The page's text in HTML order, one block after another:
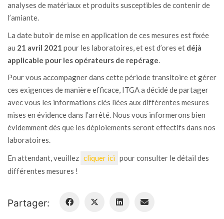
analyses de matériaux et produits susceptibles de contenir de
l’amiante.
La date butoir de mise en application de ces mesures est fixée
au 21 avril 2021 pour les laboratoires, et est d’ores et déjà
applicable pour les opérateurs de repérage.
Pour vous accompagner dans cette période transitoire et gérer
ces exigences de manière efficace, ITGA a décidé de partager
avec vous les informations clés liées aux différentes mesures
mises en évidence dans l’arrêté. Nous vous informerons bien
évidemment dès que les déploiements seront effectifs dans nos
laboratoires.
En attendant, veuillez cliquer ici pour consulter le détail des
différentes mesures !
Partager: